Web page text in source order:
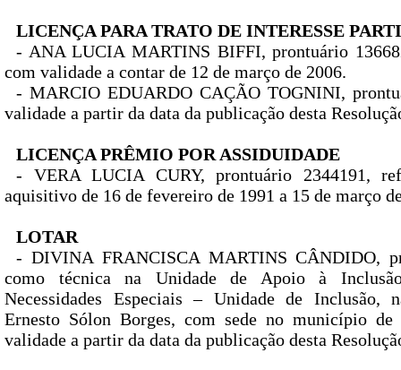
LICENÇA PARA TRATO DE INTERESSE
- ANA LUCIA MARTINS BIFFI, prontuário
com validade a contar de 12 de março de 2006.
- MARCIO EDUARDO CAÇÃO TOGNINI,
validade a partir da data da publicação desta
LICENÇA PRÊMIO POR ASSIDUIDADE
- VERA LUCIA CURY, prontuário 2344191,
aquisitivo de 16 de fevereiro de 1991 a 15 de março
LOTAR
- DIVINA FRANCISCA MARTINS CÂNDIDO,
como técnica na Unidade de Apoio à
Necessidades Especiais – Unidade de Inclusão,
Ernesto Sólon Borges, com sede no município de
validade a partir da data da publicação desta